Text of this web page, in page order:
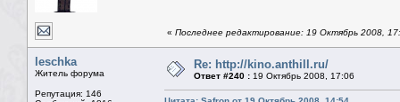
« Последнее редактирование: 19 Октябрь 2008,
leschka
Житель форума
Репутация: 146
Re: http://kino.anthill.ru/
Ответ #240 : 19 Октябрь 2008, 17:06